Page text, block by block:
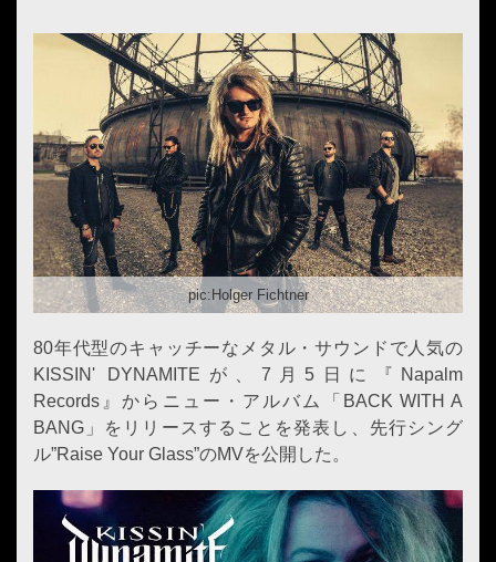
pic:Holger Fichtner
80年代型のキャッチーなメタル・サウンドで人気の
KISSIN' DYNAMITEが、7月5日に『Napalm
Records』からニュー・アルバム「BACK WITH A
BANG」をリリースすることを発表し、先行シング
ル”Raise Your Glass”のMVを公開した。